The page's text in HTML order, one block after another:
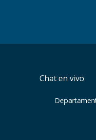
Chat en vivo